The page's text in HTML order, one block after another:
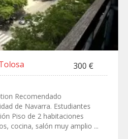
300 €
Recomendado
de Navarra. Estudiantes
Piso de 2 habitaciones
cocina, salón muy amplio ...